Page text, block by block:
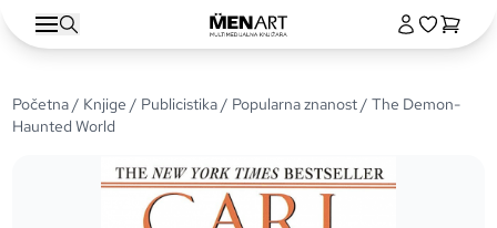
Početna/ Knjige / Publicistika/ Popularna znanost/ The Demon-
Haunted World